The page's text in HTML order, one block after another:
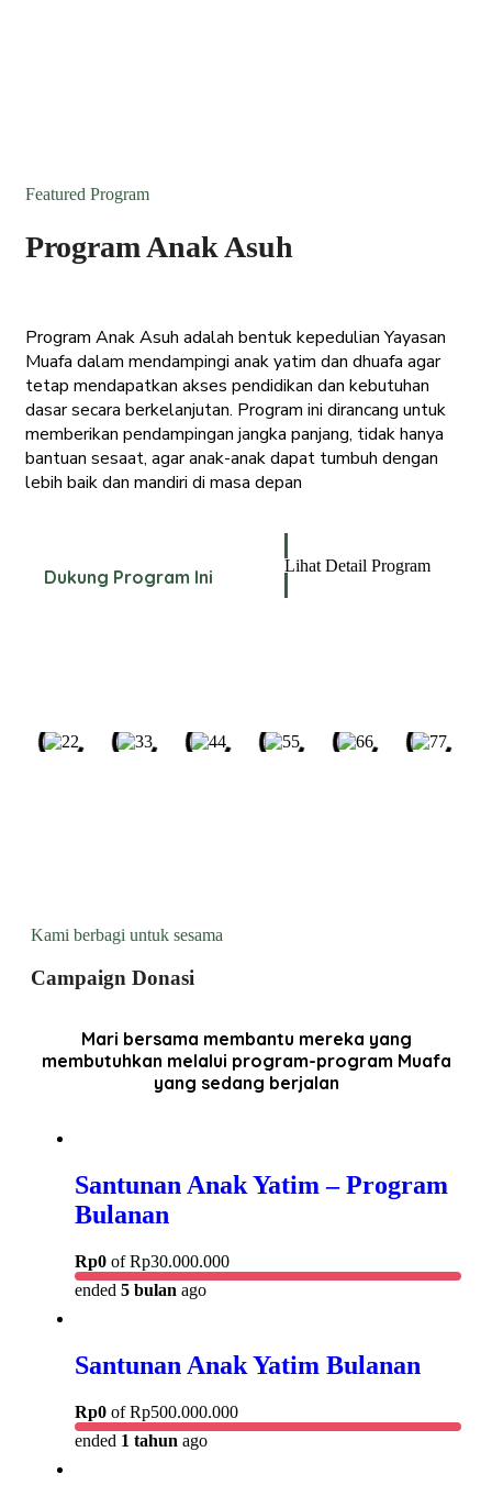
Featured Program
Program Anak Asuh
Program Anak Asuh adalah bentuk kepedulian Yayasan
Muafa dalam mendampingi anak yatim dan dhuafa agar
tetap mendapatkan akses pendidikan dan kebutuhan
dasar secara berkelanjutan. Program ini dirancang untuk
memberikan pendampingan jangka panjang, tidak hanya
bantuan sesaat, agar anak-anak dapat tumbuh dengan
lebih baik dan mandiri di masa depan
Dukung Program Ini
Lihat Detail Program
Kami berbagi untuk sesama
Campaign Donasi
Mari bersama membantu mereka yang
membutuhkan melalui program-program Muafa
yang sedang berjalan
Santunan Anak Yatim – Program
Bulanan
Rp0 ofRp30.000.000
ended 5 bulan ago
Santunan Anak Yatim Bulanan
Rp0 ofRp500.000.000
ended 1 tahun ago